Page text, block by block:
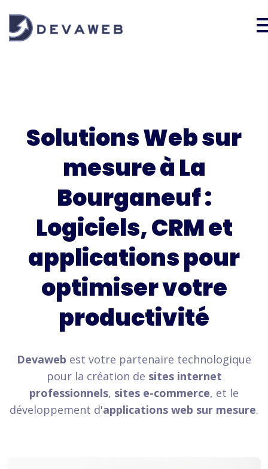
Solutions Web sur
mesure à La
Bourganeuf :
Logiciels, CRM et
applications pour
optimiser votre
productivité
Devaweb est votre partenaire technologique
pour la création de sites internet
professionnels, sites e-commerce, et le
développement d'applications web sur mesure.